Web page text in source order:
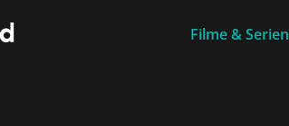
Filme & Serien